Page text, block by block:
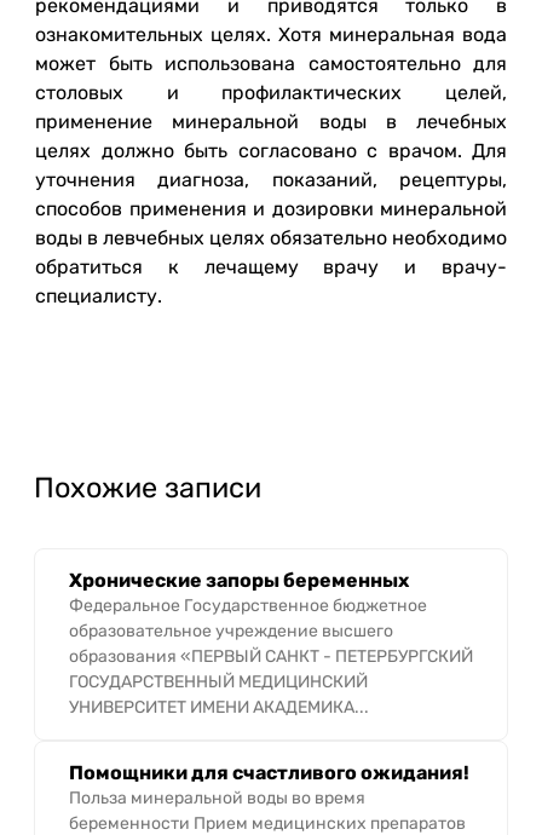
рекомендациями и приводятся только в
ознакомительных целях. Хотя минеральная вода
может быть использована самостоятельно для
столовых и профилактических целей,
применение минеральной воды в лечебных
целях должно быть согласовано с врачом. Для
уточнения диагноза, показаний, рецептуры,
способов применения и дозировки минеральной
воды в левчебных целях обязательно необходимо
обратиться к лечащему врачу и врачу-
специалисту.
Похожие записи
Хронические запоры беременных
Федеральное Государственное бюджетное
образовательное учреждение высшего
образования «ПЕРВЫЙ САНКТ - ПЕТЕРБУРГСКИЙ
ГОСУДАРСТВЕННЫЙ МЕДИЦИНСКИЙ
УНИВЕРСИТЕТ ИМЕНИ АКАДЕМИКА...
Помощники для счастливого ожидания!
Польза минеральной воды во время
беременности Прием медицинских препаратов